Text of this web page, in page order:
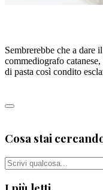
Sembrerebbe che a dare
commediografo
di pasta così condito
Cosa stai